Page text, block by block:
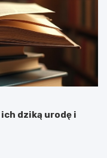
dziką urodę i